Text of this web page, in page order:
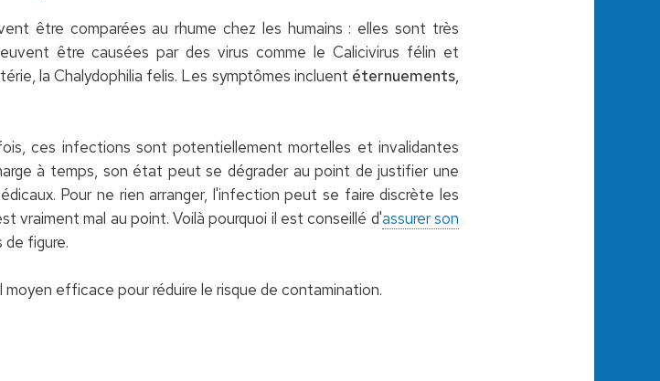
être comparées au rhume chez les humains : elles sont très
être causées par des virus comme le Calicivirus félin et
la Chalydophilia felis. Les symptômes incluent éternuements,
ces infections sont potentiellement mortelles et invalidantes
à temps, son état peut se dégrader au point de justifier une
Pour ne rien arranger, l'infection peut se faire discrète les
vraiment mal au point. Voilà pourquoi il est conseillé d'assurer son
figure.
moyen efficace pour réduire le risque de contamination.